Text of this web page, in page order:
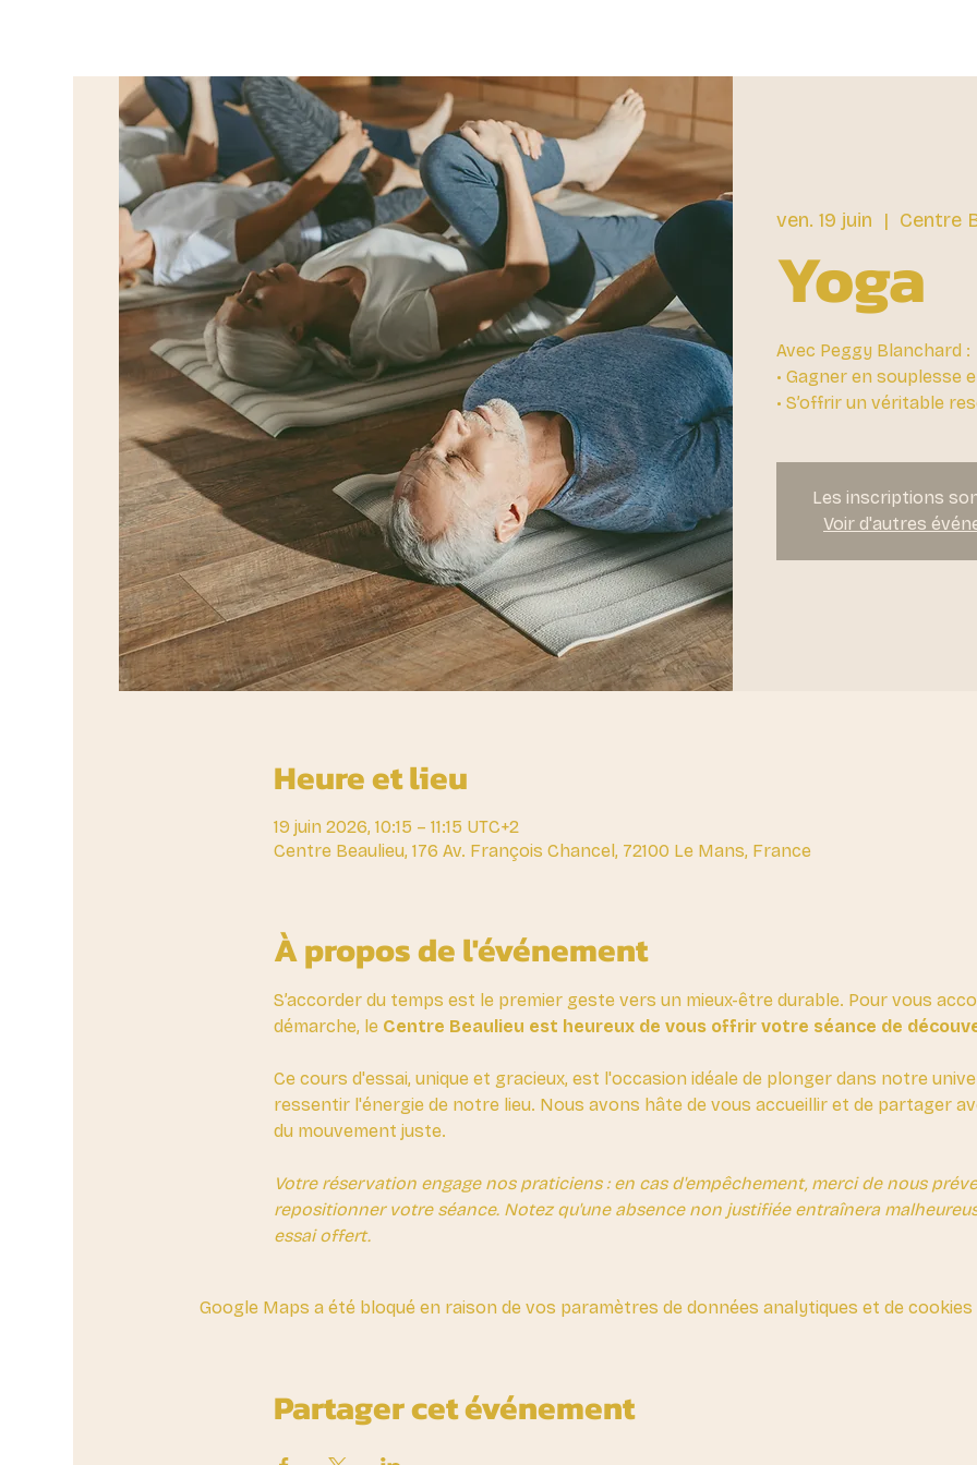
ven. 19 juin
  |
Centre
Yoga
Avec Peggy Blanchard :
• Gagner en souplesse
• S’offrir un véritable
Les inscriptions
Voir d'autres
Heure et lieu
19 juin 2026, 10:15 – 11:15 UTC+2
Centre Beaulieu, 176 Av. François Chancel, 72100 Le Mans, France
À propos de l'événement
S’accorder du temps est le premier geste vers un mieux-être durable. Pour vous
démarche, le Centre Beaulieu est heureux de vous offrir votre séance de
Ce cours d'essai, unique et gracieux, est l'occasion idéale de plonger dans notre
ressentir l'énergie de notre lieu. Nous avons hâte de vous accueillir et de partager
du mouvement juste.
Votre réservation engage nos praticiens : en cas d'empêchement, merci de nous
repositionner votre séance. Notez qu'une absence non justifiée entraînera
essai offert.
Google Maps a été bloqué en raison de vos paramètres de données analytiques et de
Partager cet événement